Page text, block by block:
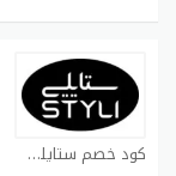
كود خصم ستايلي شوب كوبون